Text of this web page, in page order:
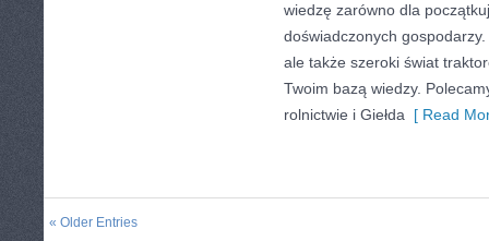
wiedzę zarówno dla
doświadczonych
ale także szeroki świat
Twoim bazą wiedzy.
rolnictwie i Giełda [ Read
« Older Entries